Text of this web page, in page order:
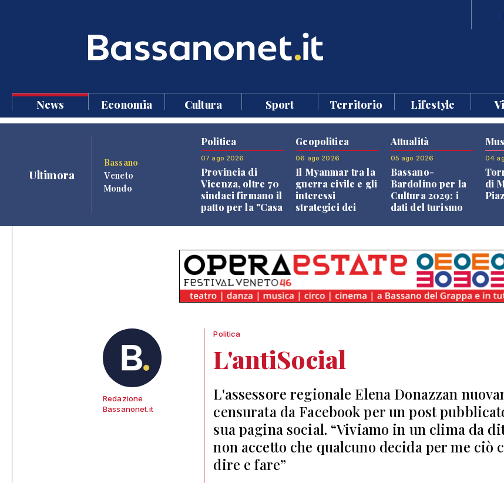
News Economia Cultura Sport Territorio Lifestyle
Ultimora
Bassano
Veneto
Mondo
Politica
07 ago 2026
Provincia di
Vicenza, oltre 70
sindaci firmano il
patto per la "Casa
Geopolitica
06 ago 2026
Il Myanmar tra la
guerra civile e gli
interessi
strategici dei
Attualità
05 ago 2026
Bassano-
Bardolino per la
Cultura 2029: i
dati del turismo
04
di
Redazione
Bassanonet.it
Politica
L'antiSocial
L'assessore regionale Elena Donazzan
censurata da Facebook per un post
sua pagina social. “Viviamo in un clima da
non accetto che qualcuno decida per me ciò
dire e fare”